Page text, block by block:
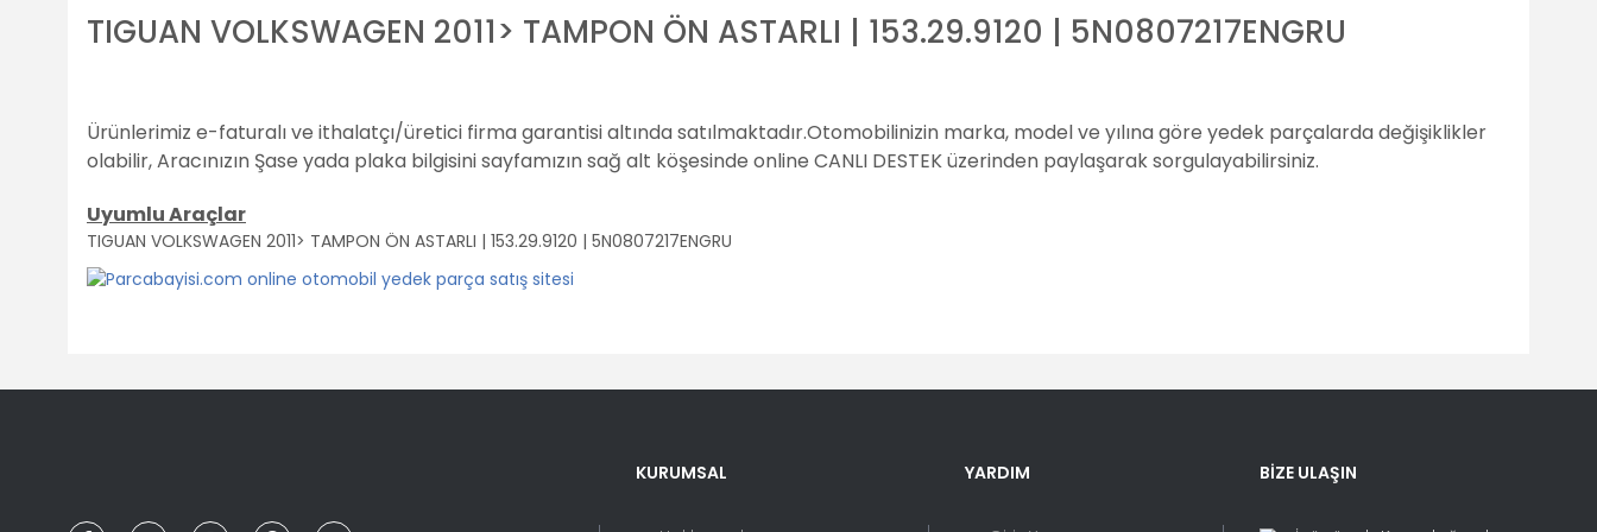
TIGUAN VOLKSWAGEN 2011> TAMPON ÖN ASTARLI | 153.29.9120 | 5N0807217ENGRU
Ürünlerimiz e-faturalı ve ithalatçı/üretici firma garantisi altında satılmaktadır.Otomobilinizin marka, model ve yılına göre yedek parçalarda değişiklikler
olabilir,Aracınızın Şase yada plaka bilgisini sayfamızın sağ alt köşesinde online CANLI DESTEK üzerinden paylaşarak sorgulayabilirsiniz.
Uyumlu Araçlar
TIGUAN VOLKSWAGEN 2011> TAMPON ÖN ASTARLI | 153.29.9120 | 5N0807217ENGRU
Görüş ve önerileriniz için teşekkür ederiz.
KURUMSAL YARDIM BİZE ULAŞIN